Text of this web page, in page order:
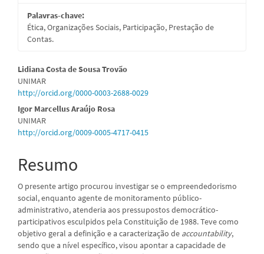
Palavras-chave:
Ética, Organizações Sociais, Participação, Prestação de
Contas.
Conteúdo
do
artigo
principal
Lidiana Costa de Sousa Trovão
UNIMAR
http://orcid.org/0000-0003-2688-0029
Igor Marcellus Araújo Rosa
UNIMAR
http://orcid.org/0009-0005-4717-0415
Resumo
O presente artigo procurou investigar se o empreendedorismo
social, enquanto agente de monitoramento público-
administrativo, atenderia aos pressupostos democrático-
participativos esculpidos pela Constituição de 1988. Teve como
objetivo geral a definição e a caracterização de accountability,
sendo que a nível específico, visou apontar a capacidade de